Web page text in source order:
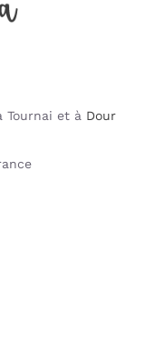
Tournai et à Dour